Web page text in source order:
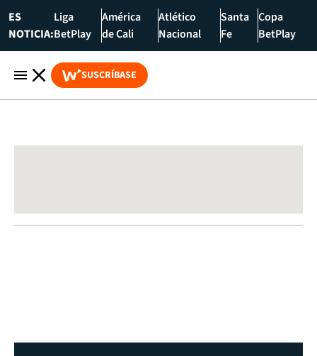
ES
NOTICIA:
Liga
BetPlay
América
de Cali
Atlético
Nacional
Santa
Fe
Copa
BetPlay
SUSCRÍBASE